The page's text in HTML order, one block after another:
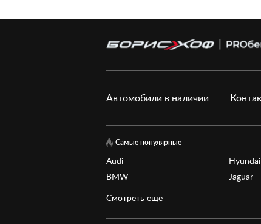
Автомобили в наличии
Самые популярные
Audi
BMW
Hyundai
Jaguar
Смотреть еще